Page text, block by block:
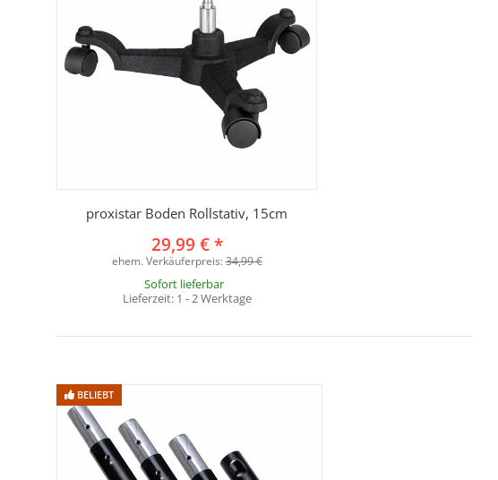
proxistar Boden Rollstativ, 15cm
29,99 €*
ehem. Verkäuferpreis:34,99 €
Sofort lieferbar
Lieferzeit: 1 - 2 Werktage
BELIEBT